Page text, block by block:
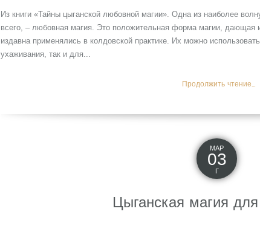
Из книги «Тайны цыганской любовной магии». Одна из наиболее
всего, – любовная магия. Это положительная форма магии,
издавна применялись в колдовской практике. Их можно
ухаживания, так и для...
Продолжить чтение...
МАР
03
Г
Цыганская магия